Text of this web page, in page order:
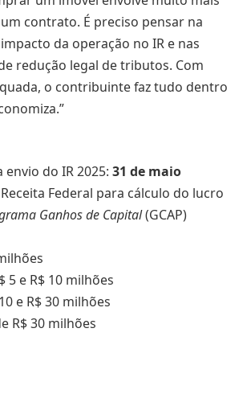
contrato. É preciso pensar na
da operação no IR e nas
redução legal de tributos. Com
o contribuinte faz tudo dentro
do IR 2025: 31 de maio
Federal para cálculo do lucro
Ganhos de Capital(GCAP)
5 e R$ 10 milhões
e R$ 30 milhões
R$ 30 milhões